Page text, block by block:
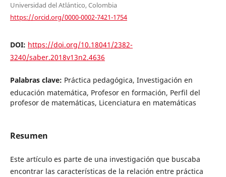
Universidad del Atlántico, Colombia
https://orcid.org/0000-0002-7421-1754
DOI: https://doi.org/10.18041/2382-
3240/saber.2018v13n2.4636
Palabras clave: Práctica pedagógica, Investigación en
educación matemática, Profesor en formación, Perfil del
profesor de matemáticas, Licenciatura en matemáticas
Resumen
Este artículo es parte de una investigación que buscaba
encontrar las características de la relación entre práctica